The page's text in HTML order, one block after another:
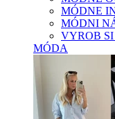
MÓDNE
MÓDNI
VYROB
MÓDA